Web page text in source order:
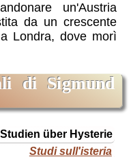
un'Austria
da un crescente
Londra, dove morì
di Sigmund
Studien über Hysterie
Studi sull'isteria